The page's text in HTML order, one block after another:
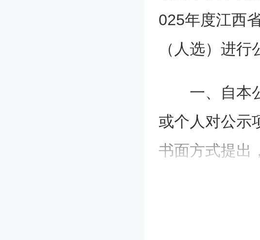
025年度江西
（人选）进
一、自本
或个人对公示
书面方式提出
二、为